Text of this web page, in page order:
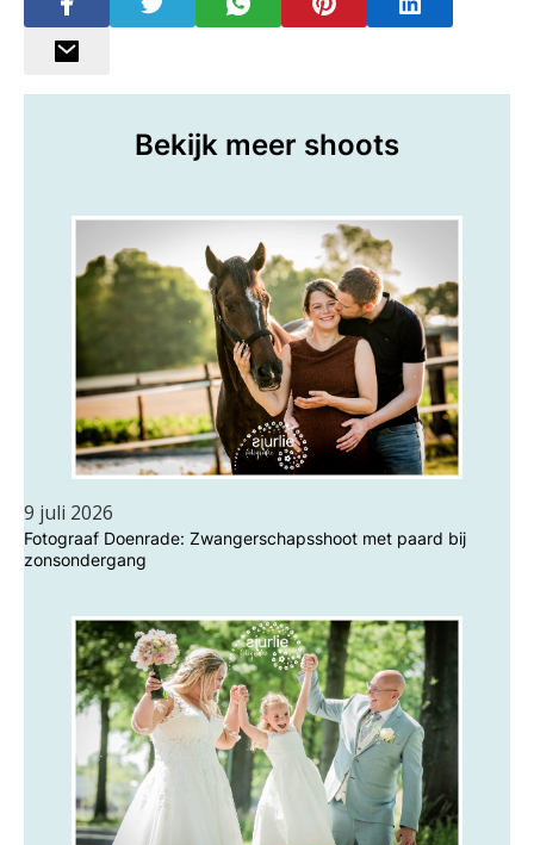
Bekijk meer shoots
9 juli 2026
Fotograaf Doenrade: Zwangerschapsshoot met paard bij
zonsondergang